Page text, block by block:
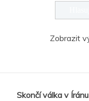
Zobrazit
Skončí válka v